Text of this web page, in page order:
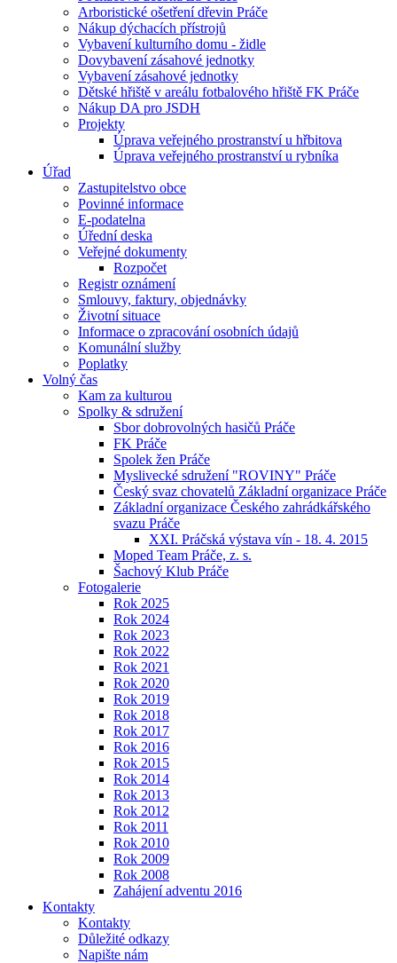
Arboristické ošetření dřevin Práče
Nákup dýchacích přístrojů
Vybavení kulturního domu - židle
Dovybavení zásahové jednotky
Vybavení zásahové jednotky
Dětské hřiště v areálu fotbalového hřiště FK Práče
Nákup DA pro JSDH
Projekty
Úprava veřejného prostranství u hřbitova
Úprava veřejného prostranství u rybníka
Úřad
Zastupitelstvo obce
Povinné informace
E-podatelna
Úřední deska
Veřejné dokumenty
Rozpočet
Registr oznámení
Smlouvy, faktury, objednávky
Životní situace
Informace o zpracování osobních údajů
Komunální služby
Poplatky
Volný čas
Kam za kulturou
Spolky & sdružení
Sbor dobrovolných hasičů Práče
FK Práče
Spolek žen Práče
Myslivecké sdružení "ROVINY" Práče
Český svaz chovatelů Základní organizace Práče
Základní organizace Českého zahrádkářského
svazu Práče
XXI. Práčská výstava vín - 18. 4. 2015
Moped Team Práče, z. s.
Šachový Klub Práče
Fotogalerie
Rok 2025
Rok 2024
Rok 2023
Rok 2022
Rok 2021
Rok 2020
Rok 2019
Rok 2018
Rok 2017
Rok 2016
Rok 2015
Rok 2014
Rok 2013
Rok 2012
Rok 2011
Rok 2010
Rok 2009
Rok 2008
Zahájení adventu 2016
Kontakty
Kontakty
Důležité odkazy
Napište nám